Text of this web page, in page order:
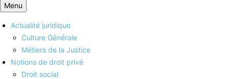
Savoirs juridiques
Menu
Actualité juridique
Culture Générale
Métiers de la Justice
Notions de droit privé
Droit social